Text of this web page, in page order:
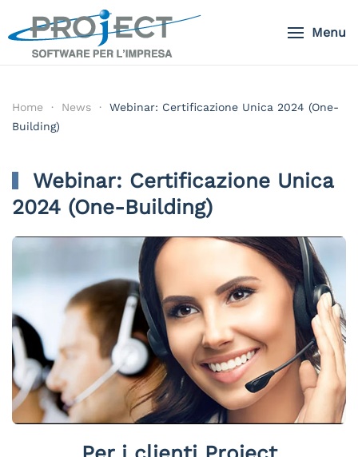
Skip to main content
Menu
Home News
Webinar: Certificazione Unica 2024 (One-
Building)
Webinar: Certificazione Unica
2024 (One-Building)